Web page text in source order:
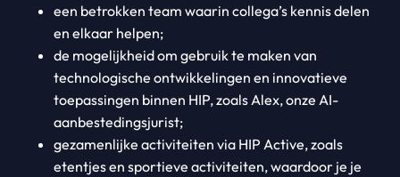
een betrokken team waarin collega’s kennis delen
en elkaar helpen;
de mogelijkheid om gebruik te maken van
technologische ontwikkelingen en innovatieve
toepassingen binnen HIP, zoals Alex, onze AI-
aanbestedingsjurist;
gezamenlijke activiteiten via HIP Active, zoals
etentjes en sportieve activiteiten, waardoor je je